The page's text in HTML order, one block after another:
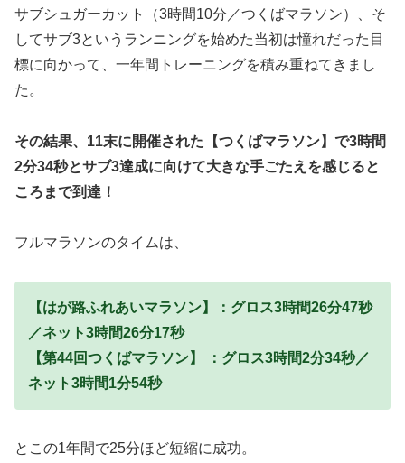
サブシュガーカット（3時間10分／つくばマラソン）、そ
してサブ3というランニングを始めた当初は憧れだった目
標に向かって、一年間トレーニングを積み重ねてきまし
た。
その結果、11末に開催された【つくばマラソン】で3時間
2分34秒とサブ3達成に向けて大きな手ごたえを感じると
ころまで到達！
フルマラソンのタイムは、
【はが路ふれあいマラソン】：グロス3時間26分47秒
／ネット3時間26分17秒
【第44回つくばマラソン】 ：グロス3時間2分34秒／
ネット3時間1分54秒
とこの1年間で25分ほど短縮に成功。